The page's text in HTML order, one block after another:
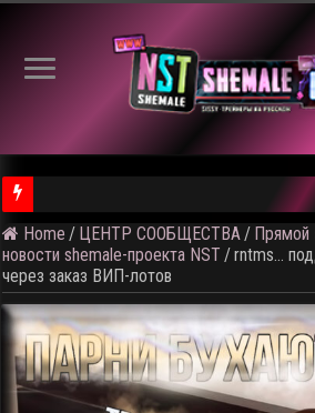
⚠️ Результаты голосования и тема
Home / ЦЕНТР СООБЩЕСТВА / Прямой
новости shemale-проекта NST /rntms…
через заказ ВИП-лотов